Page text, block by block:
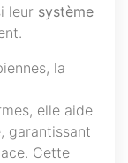
leur système
la
elle aide
garantissant
Cette